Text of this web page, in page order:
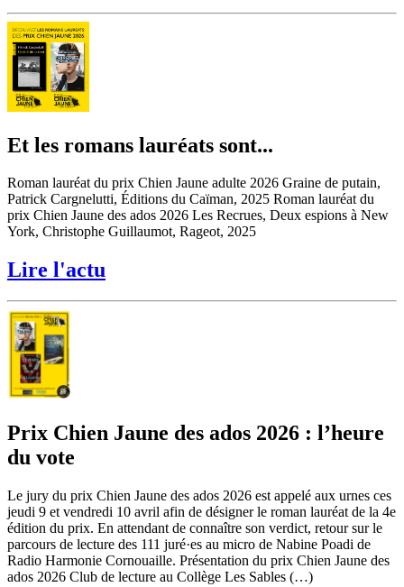
Et les romans lauréats sont...
Roman lauréat du prix Chien Jaune adulte 2026 Graine de putain,
Patrick Cargnelutti, Éditions du Caïman, 2025 Roman lauréat du
prix Chien Jaune des ados 2026 Les Recrues, Deux espions à New
York, Christophe Guillaumot, Rageot, 2025
Lire l'actu
Prix Chien Jaune des ados 2026 : l’heure
du vote
Le jury du prix Chien Jaune des ados 2026 est appelé aux urnes ces
jeudi 9 et vendredi 10 avril afin de désigner le roman lauréat de la 4e
édition du prix. En attendant de connaître son verdict, retour sur le
parcours de lecture des 111 juré·es au micro de Nabine Poadi de
Radio Harmonie Cornouaille. Présentation du prix Chien Jaune des
ados 2026 Club de lecture au Collège Les Sables (…)